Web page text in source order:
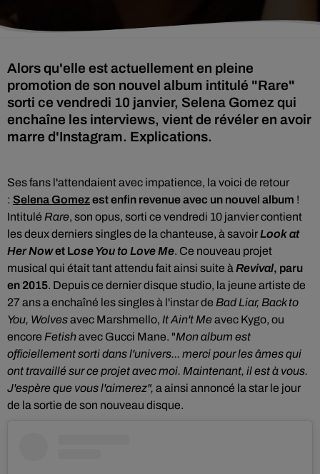
Alors qu'elle est actuellement en pleine
promotion de son nouvel album intitulé "Rare"
sorti ce vendredi 10 janvier, Selena Gomez qui
enchaîne les interviews, vient de révéler en avoir
marre d'Instagram. Explications.
Ses fans l'attendaient avec impatience, la voici de retour
: Selena Gomezest enfin revenue avec un nouvel album !
Intitulé Rare, son opus, sorti ce vendredi 10 janvier contient
les deux derniers singles de la chanteuse, à savoirLook at
Her Nowet Lose You to Love Me. Ce nouveau projet
musical qui était tant attendu fait ainsi suite à Revival, paru
en 2015. Depuis ce dernier disque studio, la jeune artiste de
27 ans a enchaîné les singles à l'instar de Bad Liar, Back to
You, Wolvesavec Marshmello, It Ain't Meavec Kygo, ou
encore Fetishavec Gucci Mane. "Mon album est
officiellement sorti dans l'univers... merci pour les âmes qui
ont travaillé sur ce projet avec moi. Maintenant, il est à vous.
J'espère que vous l'aimerez", a ainsi annoncé la star le jour
de la sortie de son nouveau disque.